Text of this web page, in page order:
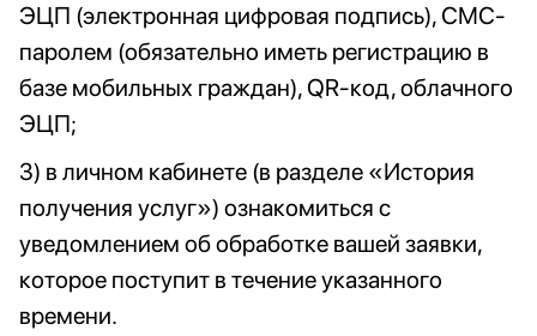
ЭЦП (электронная цифровая подпись), СМС-
паролем (обязательно иметь регистрацию в
базе мобильных граждан), QR-код, облачного
ЭЦП;
3) в личном кабинете (в разделе «История
получения услуг») ознакомиться с
уведомлением об обработке вашей заявки,
которое поступит в течение указанного
времени.